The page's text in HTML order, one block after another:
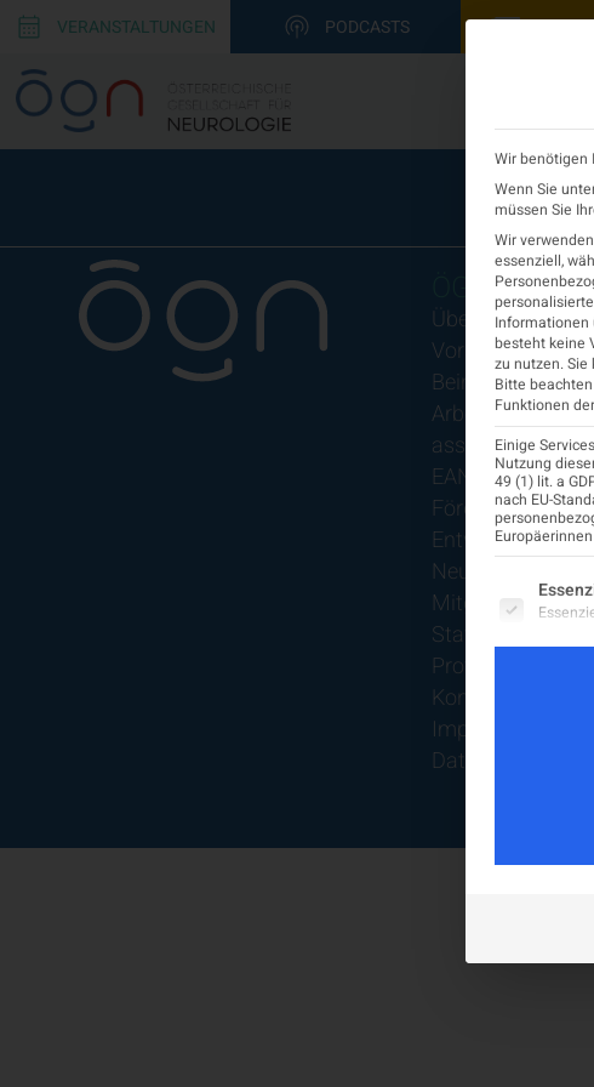
VERANSTALTUNGEN PODCASTS
Über uns
Vorstand
Beirat
assoziierte
EAN
Fördermitglieder
Entwicklung der
Neurologiereport
Mitgliedschaft
Statuten
Protokolle
Kontakt
Impressum
Wir benötigen
Wenn Sie
müssen Sie
Wir
essenziell,
Informationen
besteht keine
zu nutzen.Sie
Bitte
Funktionen
Einige
Nutzung
49 (1) lit. a
nach EU-
Es folgt
Inhalte